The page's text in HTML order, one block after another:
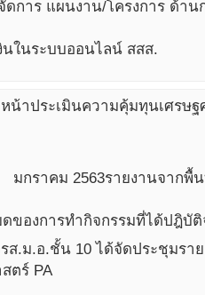
ดการ แผนงาน/โครงการ ด้า
นในระบบออนไลน์ สสส.
น้าประเมินความคุ้มทุนเศรษฐ
มกราคม 2563รายงานจากพื้น
ดของการทำกิจกรรมที่ได้ปฎิบัติ
ส.ม.อ.ชั้น 10 ได้จัดประชุมรา
ตร์ PA